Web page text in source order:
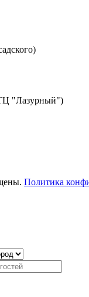
"Лазурный")
Политика